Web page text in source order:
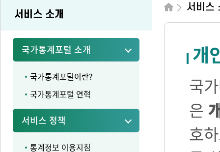
서비스 소개
국가통계포털 소개
국가통계포털이란?
국가통계포털 연혁
서비스 정책
통계정보 이용지침
서비스
개
국
은
호